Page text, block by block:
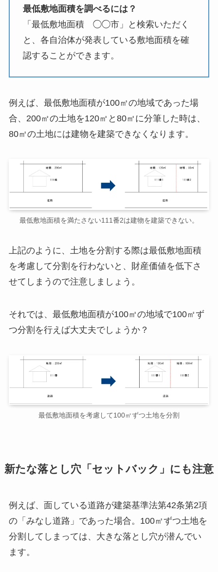
最低敷地面積を調べるには？
「最低敷地面積 ◯◯市」と検索いただく
と、各自治体が発表している敷地面積を確
認することができます。
例えば、最低敷地面積が100㎡の地域であった場
合、200㎡の土地を120㎡と80㎡に分筆した時は、
80㎡の土地には建物を建築できなくなります。
最低敷地面積を満たさない111番2は建物を建築できない。
上記のように、土地を分割する際は最低敷地面積
を考慮して分割を行わないと、財産価値を低下さ
せてしまうので注意しましょう。
それでは、最低敷地面積が100㎡の地域で100㎡ず
つ分割を行えば大丈夫でしょうか？
最低敷地面積を考慮して100㎡ずつ土地を分割
新たな落とし穴「セットバック」にも注意
例えば、面している道路が建築基準法第42条第2項
の「みなし道路」であった場合。100㎡ずつ土地を
分割してしまっては、大きな落とし穴が潜んでい
ます。